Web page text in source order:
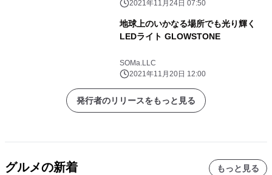
2021年11月24日 07:50
地球上のいかなる場所でも光り輝く
LEDライト GLOWSTONE
SOMa.LLC
2021年11月20日 12:00
発行者のリリースをもっと見る
グルメの新着 もっと見る